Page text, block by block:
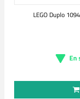
LEGO Duplo
En